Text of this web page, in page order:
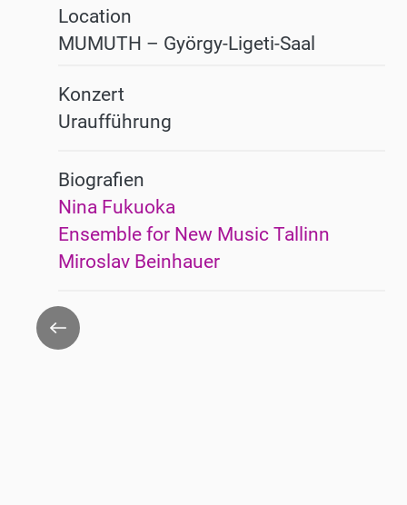
Location
MUMUTH – György-Ligeti-Saal
Konzert
Uraufführung
Biografien
Nina Fukuoka
Ensemble for New Music Tallinn
Miroslav Beinhauer
Zurück